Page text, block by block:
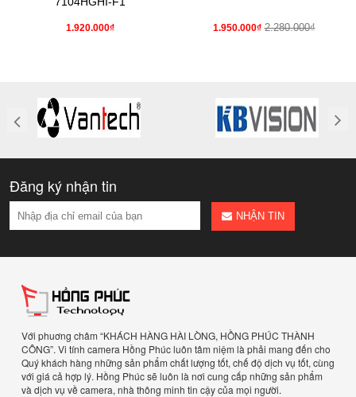
1.920.000₫ 1.950.000₫ 2.280.000₫
Đăng ký nhận tin
NHẬN TIN
Với phuơng châm “KHÁCH HÀNG HÀI LÒNG, HỒNG PHÚC THÀNH
CÔNG”. Vi tính camera Hồng Phúc luôn tâm niệm là phải mang đến cho
Quý khách hàng những sản phẩm chất lượng tốt, chế độ dịch vụ tốt, cùng
với giá cả hợp lý. Hồng Phúc sẽ luôn là nơi cung cấp những sản phẩm
và dịch vụ về camera, nhà thông minh tin cậy của mọi người.